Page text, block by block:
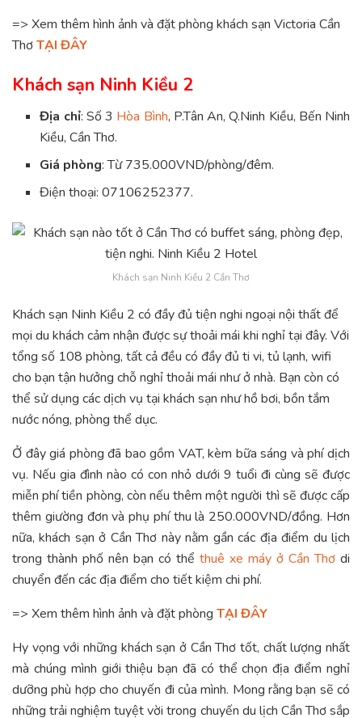
=> Xem thêm hình ảnh và đặt phòng khách sạn Victoria Cần
ThơTẠI ĐÂY
Khách sạn Ninh Kiều 2
Địa chỉ: Số 3 Hòa Bình, P.Tân An, Q.Ninh Kiều, Bến Ninh
Kiều, Cần Thơ.
Giá phòng: Từ 735.000VND/phòng/đêm.
Điện thoại: 07106252377.
Khách sạn Ninh Kiều 2 Cần Thơ
Khách sạn Ninh Kiều 2 có đầy đủ tiện nghi ngoại nội thất để
mọi du khách cảm nhận được sự thoải mái khi nghỉ tại đây. Với
tổng số 108 phòng, tất cả đều có đầy đủ ti vi, tủ lạnh, wifi
cho bạn tận hưởng chỗ nghỉ thoải mái như ở nhà. Bạn còn có
thể sử dụng các dịch vụ tại khách sạn như hồ bơi, bồn tắm
nước nóng, phòng thể dục.
Ở đây giá phòng đã bao gồm VAT, kèm bữa sáng và phí dịch
vụ. Nếu gia đình nào có con nhỏ dưới 9 tuổi đi cùng sẽ được
miễn phí tiền phòng, còn nếu thêm một người thì sẽ được cấp
thêm giường đơn và phụ phí thu là 250.000VND/đồng. Hơn
nữa, khách sạn ở Cần Thơ này nằm gần các địa điểm du lịch
trong thành phố nên bạn có thể thuê xe máy ở Cần Thơ di
chuyển đến các địa điểm cho tiết kiệm chi phí.
=> Xem thêm hình ảnh và đặt phòng TẠI ĐÂY
Hy vọng với những khách sạn ở Cần Thơ tốt, chất lượng nhất
mà chúng mình giới thiệu bạn đã có thể chọn địa điểm nghỉ
dưỡng phù hợp cho chuyến đi của mình. Mong rằng bạn sẽ có
những trải nghiệm tuyệt vời trong chuyến du lịch Cần Thơ sắp